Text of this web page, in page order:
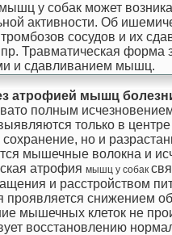
у собак может
активности. Об
тромбозов сосудов и их
Травматическая форма
и сдавливанием мышц.
атрофией мышц
полным
только в
сохранение, но и
мышечные волокна и
атрофия мышц у собак
и расстройством
проявляется снижением
мышечных клеток не
восстановлению